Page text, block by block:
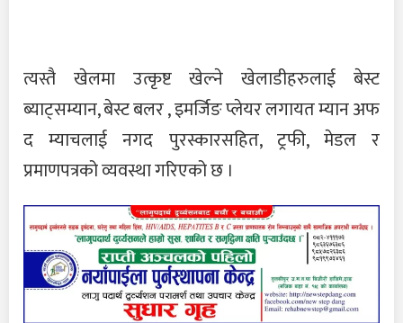
त्यस्तै खेलमा उत्कृष्ट खेल्ने खेलाडीहरुलाई बेस्ट
ब्याट्सम्यान, बेस्ट बलर , इमर्जिङ प्लेयर लगायत म्यान अफ
द म्याचलाई नगद पुरस्कारसहित, ट्रफी, मेडल र
प्रमाणपत्रको व्यवस्था गरिएको छ ।